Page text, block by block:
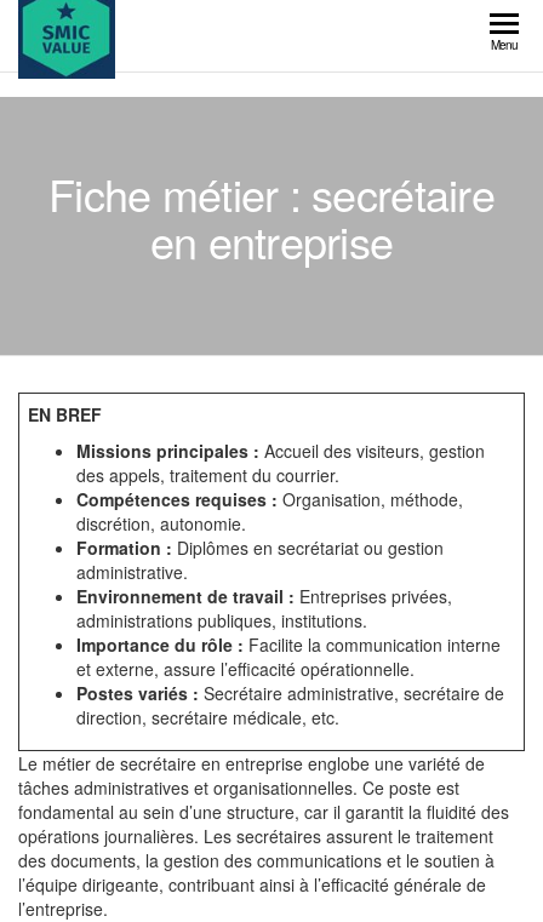
Skip
the
content
value
Menu
Fiche métier : secrétaire
en entreprise
EN BREF
Missions principales : Accueil des visiteurs, gestion
des appels, traitement du courrier.
Compétences requises : Organisation, méthode,
discrétion, autonomie.
Formation : Diplômes en secrétariat ou gestion
administrative.
Environnement de travail : Entreprises privées,
administrations publiques, institutions.
Importance du rôle : Facilite la communication interne
et externe, assure l’efficacité opérationnelle.
Postes variés : Secrétaire administrative, secrétaire de
direction, secrétaire médicale, etc.
Le métier de secrétaire en entreprise englobe une variété de
tâches administratives et organisationnelles. Ce poste est
fondamental au sein d’une structure, car il garantit la fluidité des
opérations journalières. Les secrétaires assurent le traitement
des documents, la gestion des communications et le soutien à
l’équipe dirigeante, contribuant ainsi à l’efficacité générale de
l’entreprise.